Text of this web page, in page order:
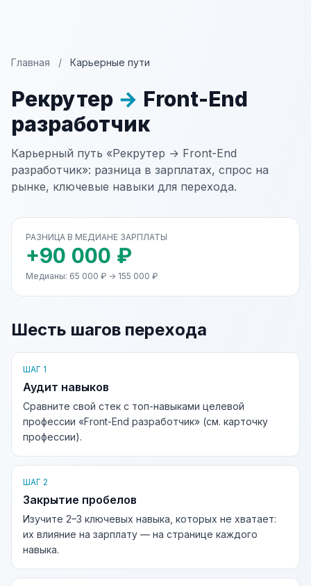
Главная / Карьерные пути
Рекрутер → Front-End
разработчик
Карьерный путь «Рекрутер → Front-End
разработчик»: разница в зарплатах, спрос на
рынке, ключевые навыки для перехода.
РАЗНИЦА В МЕДИАНЕ ЗАРПЛАТЫ
+90 000 ₽
Медианы: 65 000 ₽ → 155 000 ₽
Шесть шагов перехода
ШАГ 1
Аудит навыков
Сравните свой стек с топ-навыками целевой
профессии «Front-End разработчик» (см. карточку
профессии).
ШАГ 2
Закрытие пробелов
Изучите 2–3 ключевых навыка, которых не хватает:
их влияние на зарплату — на странице каждого
навыка.